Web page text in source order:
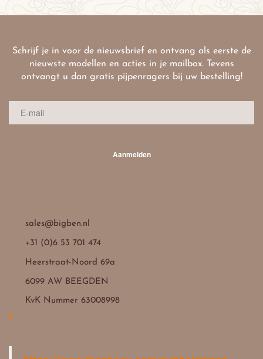
Schrijf je in voor de nieuwsbrief en ontvang als eerste de
nieuwste modellen en acties in je mailbox. Tevens
ontvangt u dan gratis pijpenragers bij uw bestelling!
Aanmelden
sales@bigben.nl
+31 (0)6 53 701 474
Heerstraat-Noord 69a
6099 AW BEEGDEN
KvK Nummer 63008998